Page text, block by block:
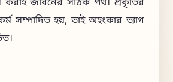
করাই জীবনের সঠিক পথ। প্রকৃতির
সম্পাদিত হয়, তাই অহংকার ত্যাগ